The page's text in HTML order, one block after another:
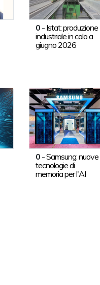
0 - Istat: produzione
industriale in calo a
giugno 2026
0 -Samsung: nuove
tecnologie di
memoria per l'AI